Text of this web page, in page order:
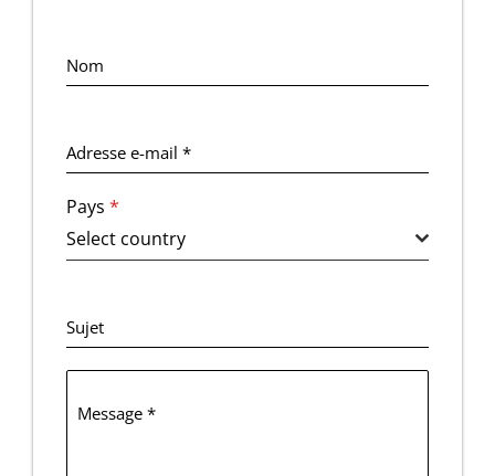
Nom
Adresse e-mail *
Pays *
Select country
Sujet
Message *